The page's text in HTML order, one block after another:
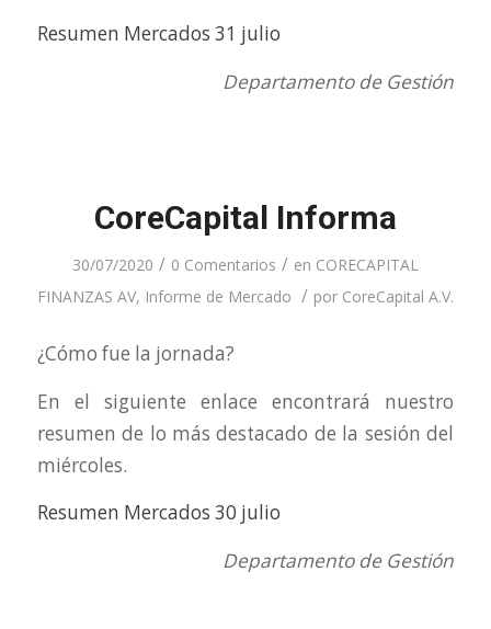
Resumen Mercados 31 julio
Departamento de Gestión
CoreCapital Informa
30/07/2020 / 0 Comentarios / en CORECAPITAL
FINANZAS AV, Informe de Mercado / por CoreCapital A.V.
¿Cómo fue la jornada?
En el siguiente enlace encontrará nuestro
resumen de lo más destacado de la sesión del
miércoles.
Resumen Mercados 30 julio
Departamento de Gestión